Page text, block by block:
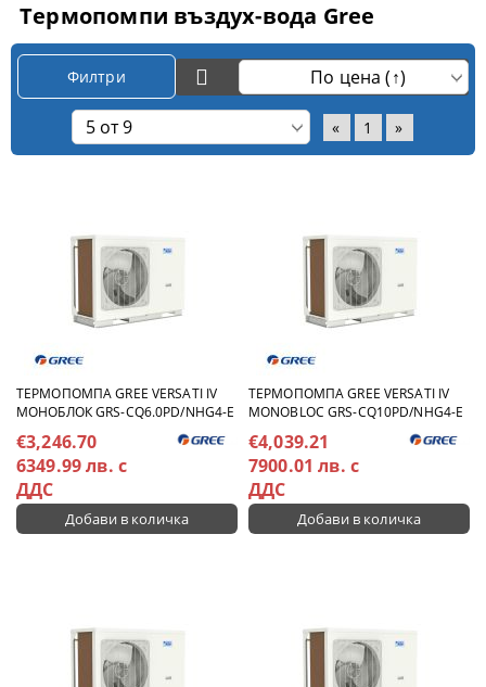
Термопомпи въздух-вода Gree
Филтри
« 1 »
TЕРМОПОМПА GREE VERSATI IV
МОНОБЛОК GRS-CQ6.0PD/NHG4-E
€3,246.70
6349.99 лв. с
ДДС
TЕРМОПОМПА GREE VERSATI IV
MONOBLOC GRS-CQ10PD/NHG4-E
€4,039.21
7900.01 лв. с
ДДС